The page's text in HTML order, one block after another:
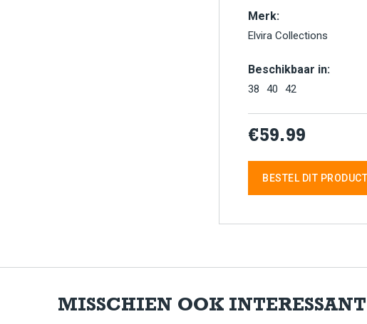
Merk:
Elvira Collections
Beschikbaar in:
38 40 42
€59.99
BESTEL DIT PRODUCT
MISSCHIEN OOK INTERESSANT